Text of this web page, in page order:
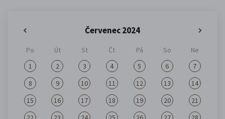
Červenec 2024
Po Út St Čt Pá So
Ne
1
2 3 4 5 6
7
8
9 10 11 12 13
14
15
16 17 18 19 20
21